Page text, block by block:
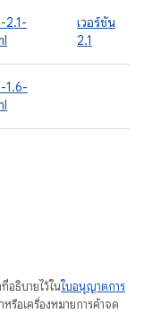
2.1-
เวอร์ชัน
2.1
1.6-
อธิบายไว้ในใบอนุญาตการ
รือเครื่องหมายการค้าจด